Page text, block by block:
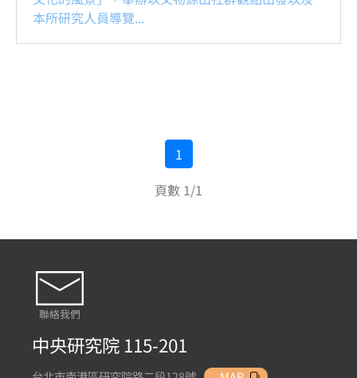
本所研究人員導覽...
1
頁數 1/1
聯絡我們
中央研究院 115-201